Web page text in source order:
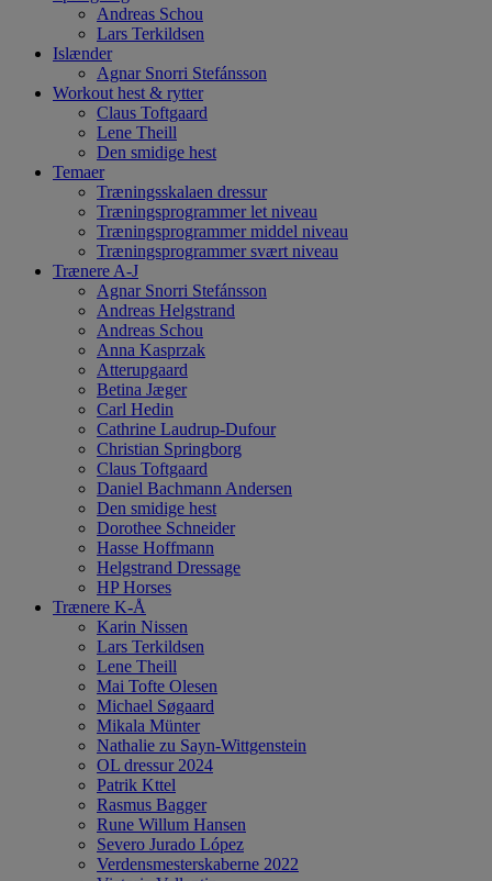
Andreas Schou
Lars Terkildsen
Islænder
Agnar Snorri Stefánsson
Workout hest & rytter
Claus Toftgaard
Lene Theill
Den smidige hest
Temaer
Træningsskalaen dressur
Træningsprogrammer let niveau
Træningsprogrammer middel niveau
Træningsprogrammer svært niveau
Trænere A-J
Agnar Snorri Stefánsson
Andreas Helgstrand
Andreas Schou
Anna Kasprzak
Atterupgaard
Betina Jæger
Carl Hedin
Cathrine Laudrup-Dufour
Christian Springborg
Claus Toftgaard
Daniel Bachmann Andersen
Den smidige hest
Dorothee Schneider
Hasse Hoffmann
Helgstrand Dressage
HP Horses
Trænere K-Å
Karin Nissen
Lars Terkildsen
Lene Theill
Mai Tofte Olesen
Michael Søgaard
Mikala Münter
Nathalie zu Sayn-Wittgenstein
OL dressur 2024
Patrik Kttel
Rasmus Bagger
Rune Willum Hansen
Severo Jurado López
Verdensmesterskaberne 2022